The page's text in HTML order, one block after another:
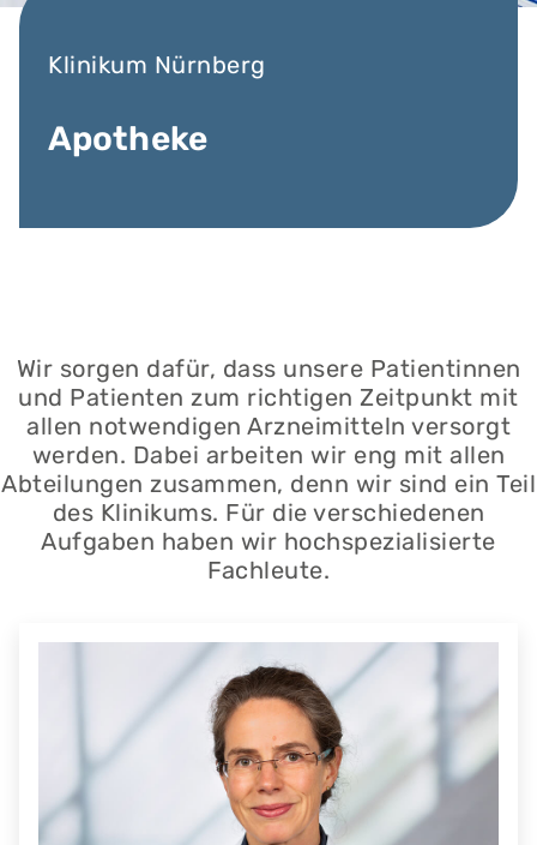
Klinikum Nürnberg
Apotheke
Wir sorgen dafür, dass unsere Patientinnen
und Patienten zum richtigen Zeitpunkt mit
allen notwendigen Arzneimitteln versorgt
werden. Dabei arbeiten wir eng mit allen
Abteilungen zusammen, denn wir sind ein Teil
des Klinikums. Für die verschiedenen
Aufgaben haben wir hochspezialisierte
Fachleute.